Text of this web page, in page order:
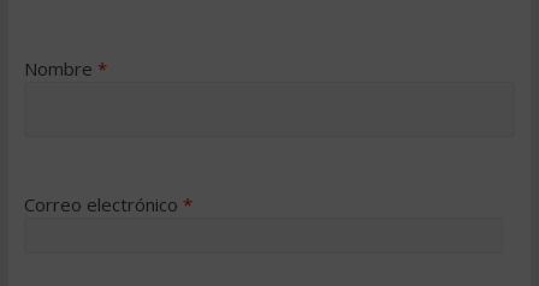
Nombre *
Correo electrónico *